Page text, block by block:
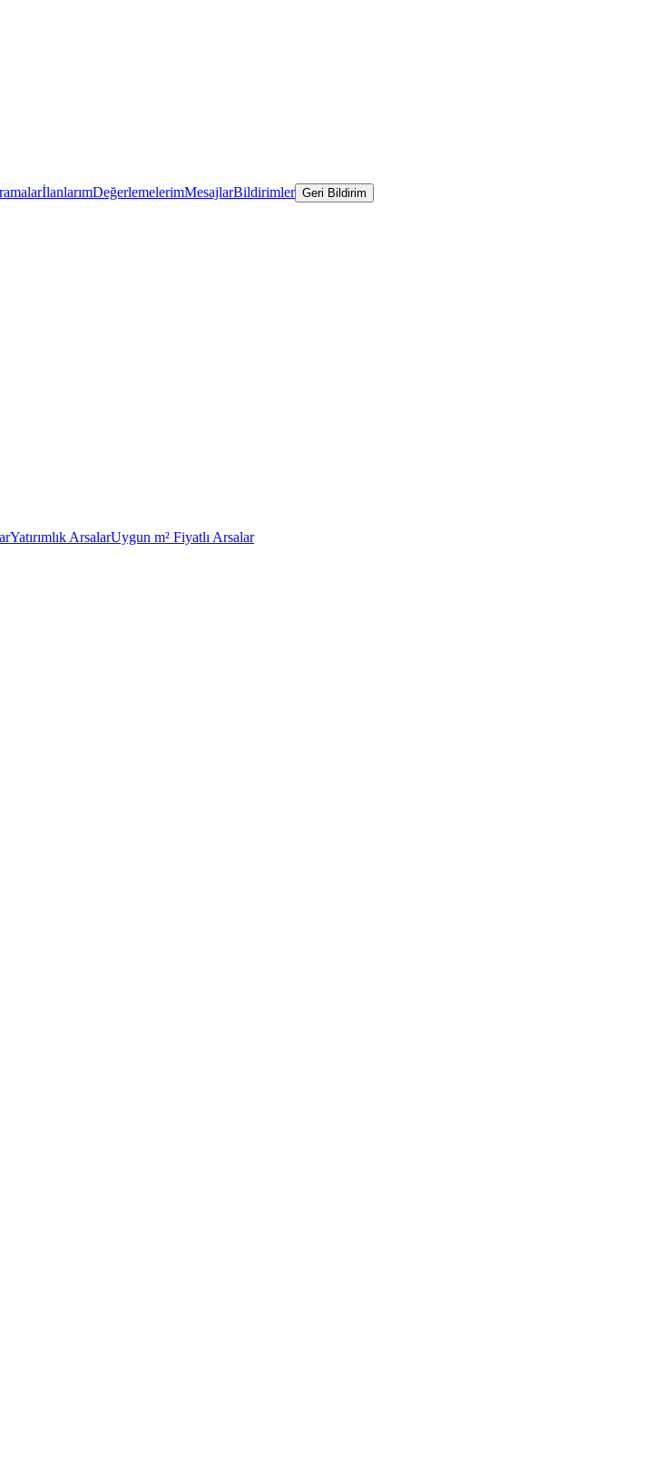
İlanlarımDeğerlemelerimMesajlarBildirimler Geri Bildirim
Yatırımlık ArsalarUygun m² Fiyatlı Arsalar